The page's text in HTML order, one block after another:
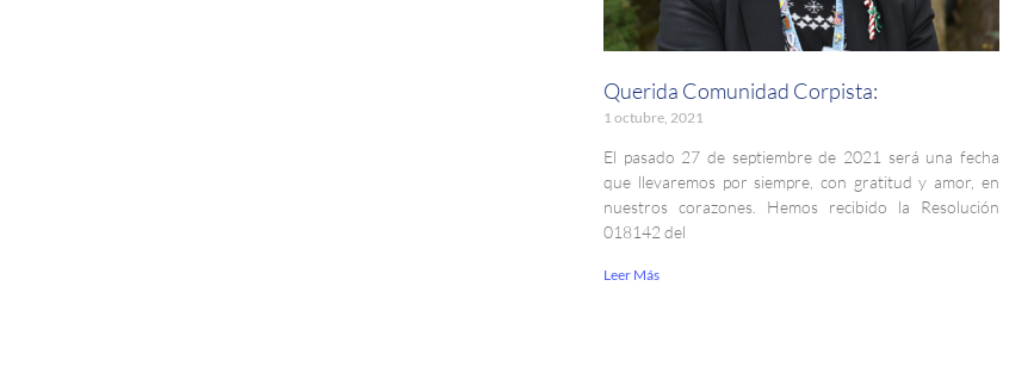
Querida Comunidad Corpista:
1 octubre, 2021
El pasado 27 de septiembre de 2021 será una fecha
que llevaremos por siempre, con gratitud y amor, en
nuestros corazones. Hemos recibido la Resolución
018142 del
Leer Más